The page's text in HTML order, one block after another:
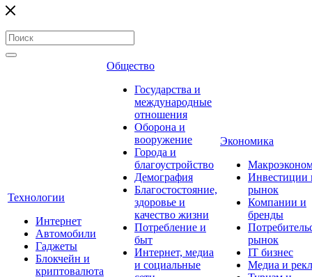
Технологии
Интернет
Автомобили
Гаджеты
Блокчейн и
криптовалюта
Общество
Государства и
международные
отношения
Оборона и
вооружение
Города и
благоустройство
Демография
Благостостояние,
здоровье и
качество жизни
Потребление и
быт
Интернет, медиа
и социальные
Экономика
Инвестиции
рынок
Компании и
бренды
рынок
IT бизнес
Медиа и